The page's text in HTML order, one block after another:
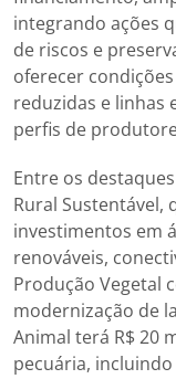
integrando ações
de riscos e
oferecer
reduzidas e linhas
perfis de
Entre os
Rural Sustentável,
investimentos em
renováveis,
Produção Vegetal
modernização de
Animal terá R$ 20
pecuária,